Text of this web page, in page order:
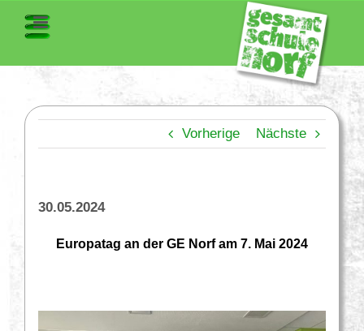
Vorherige Nächste
30.05.2024
Europatag an der GE Norf am 7. Mai 2024